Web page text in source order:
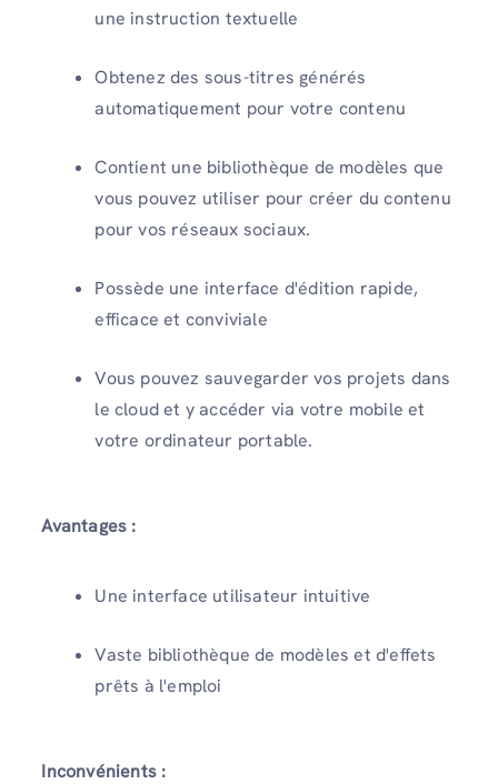
une instruction textuelle
Obtenez des sous-titres générés
automatiquement pour votre contenu
Contient une bibliothèque de modèles que
vous pouvez utiliser pour créer du contenu
pour vos réseaux sociaux.
Possède une interface d'édition rapide,
efficace et conviviale
Vous pouvez sauvegarder vos projets dans
le cloud et y accéder via votre mobile et
votre ordinateur portable.
Avantages :
Une interface utilisateur intuitive
Vaste bibliothèque de modèles et d'effets
prêts à l'emploi
Inconvénients :